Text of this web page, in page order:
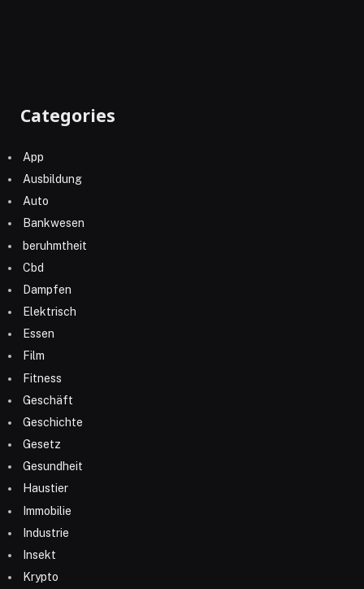
Categories
App
Ausbildung
Auto
Bankwesen
beruhmtheit
Cbd
Dampfen
Elektrisch
Essen
Film
Fitness
Geschäft
Geschichte
Gesetz
Gesundheit
Haustier
Immobilie
Industrie
Insekt
Krypto